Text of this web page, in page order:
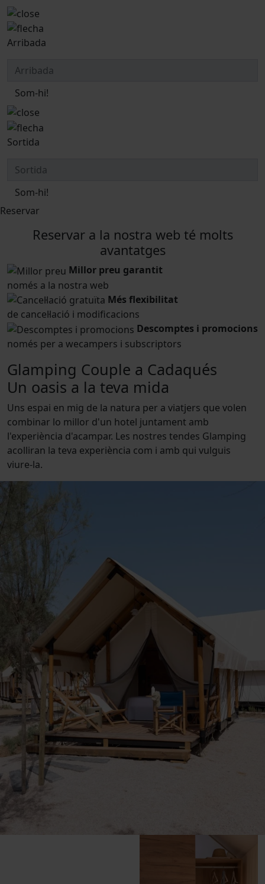
Arribada
Som-hi!
Sortida
Som-hi!
Reservar
Reservar a la nostra web té molts
avantatges
Millor preu garantit
només a la nostra web
Més flexibilitat
de cancel·lació i modificacions
Descomptes i promocions
només per a wecampers i subscriptors
Glamping Couple a Cadaqués
Un oasis a la teva mida
Uns espai en mig de la natura per a viatjers que volen
combinar lo millor d'un hotel juntament amb
l'experiència d'acampar. Les nostres tendes Glamping
acolliran la teva experiència com i amb qui vulguis
viure-la.